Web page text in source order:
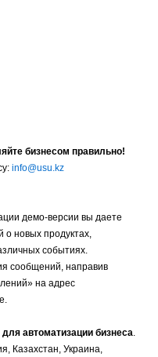
бизнесом правильно!
info@usu.kz
демо-версии вы даете
о новых продуктах,
событиях.
сообщений, направив
на адрес
автоматизации бизнеса.
Казахстан, Украина,